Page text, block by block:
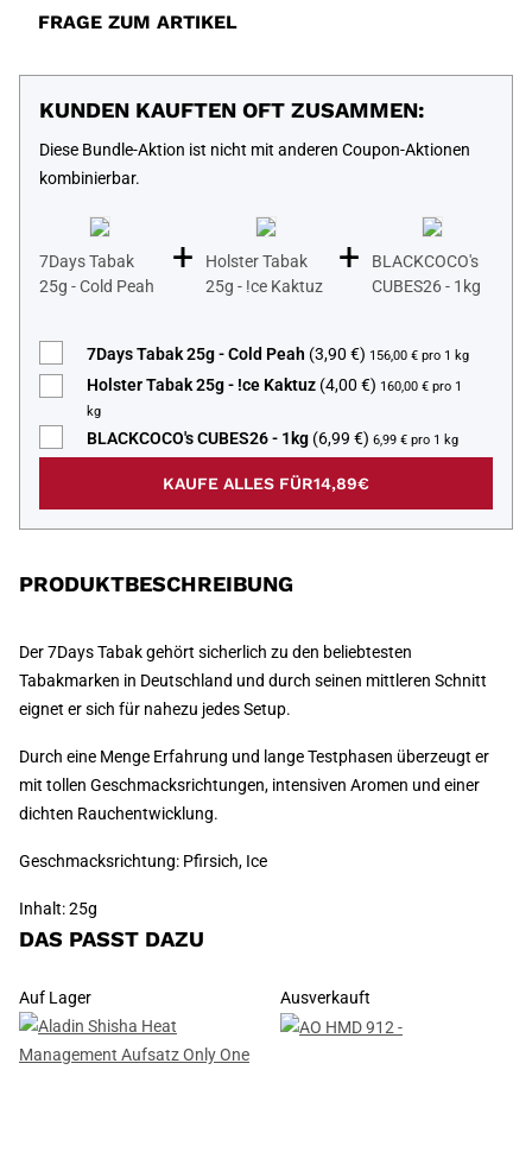
FRAGE ZUM ARTIKEL
KUNDEN KAUFTEN OFT ZUSAMMEN:
Diese Bundle-Aktion ist nicht mit anderen Coupon-Aktionen
kombinierbar.
7Days Tabak
25g - Cold Peah
+
Holster Tabak
25g - !ce Kaktuz
+
BLACKCOCO's
CUBES26 - 1kg
7Days Tabak 25g - Cold Peah (3,90 €) 156,00 € pro 1 kg
Holster Tabak 25g - !ce Kaktuz(4,00 €) 160,00 € pro 1
kg
BLACKCOCO's CUBES26 - 1kg(6,99 €) 6,99 € pro 1 kg
KAUFE ALLES FÜR14,89€
PRODUKTBESCHREIBUNG
Der 7Days Tabak gehört sicherlich zu den beliebtesten
Tabakmarken in Deutschland und durch seinen mittleren Schnitt
eignet er sich für nahezu jedes Setup.
Durch eine Menge Erfahrung und lange Testphasen überzeugt er
mit tollen Geschmacksrichtungen, intensiven Aromen und einer
dichten Rauchentwicklung.
Geschmacksrichtung: Pfirsich, Ice
Inhalt: 25g
DAS PASST DAZU
Auf Lager Ausverkauft